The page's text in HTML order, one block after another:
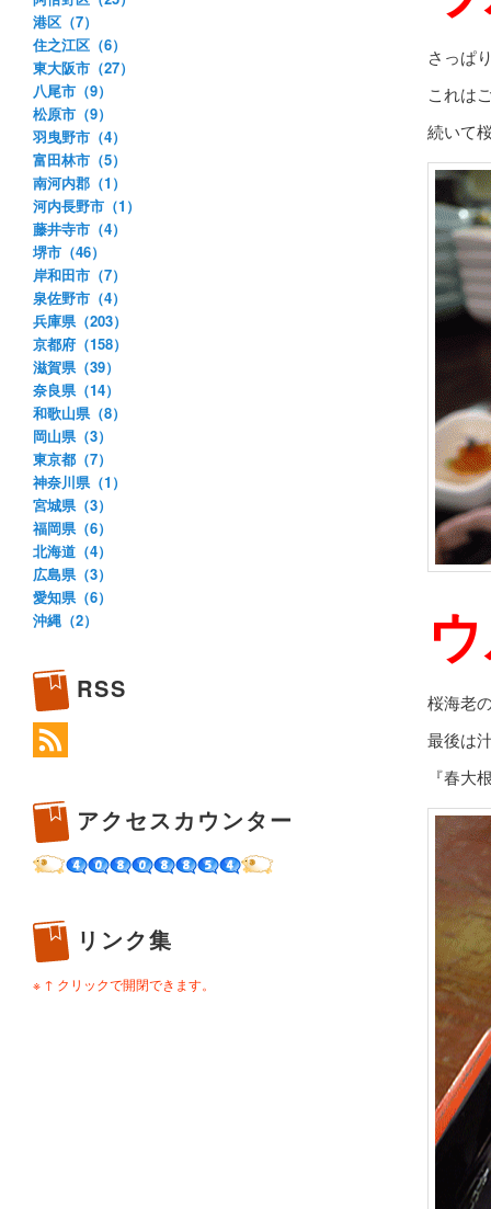
さっぱ
これは
続いて
桜海老
最後は
『春大
港区（7）
住之江区（6）
東大阪市（27）
八尾市（9）
松原市（9）
羽曳野市（4）
富田林市（5）
南河内郡（1）
河内長野市（1）
藤井寺市（4）
堺市（46）
岸和田市（7）
泉佐野市（4）
兵庫県（203）
京都府（158）
滋賀県（39）
奈良県（14）
和歌山県（8）
岡山県（3）
東京都（7）
神奈川県（1）
宮城県（3）
福岡県（6）
北海道（4）
広島県（3）
愛知県（6）
沖縄（2）
RSS
アクセスカウンター
リンク集
※ ↑ クリックで開閉できます。